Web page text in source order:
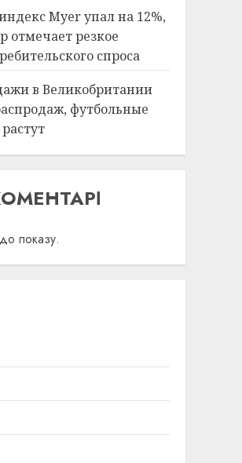
Розничные продажи в
Великобритании растут в
месяц распродаж,
футбольные майки и
плавки растут
краса новини
Что же такое Майами-
Дистрикт Дизайна, этот
26.07.2026
краса новини
Myer упал на 12%,
отмечает резкое
спроса
в Великобритании
футбольные
показу.